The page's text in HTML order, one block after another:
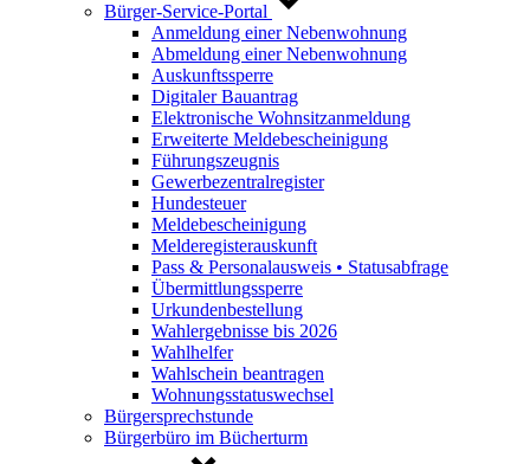
Bürger-Service-Portal
Anmeldung einer Nebenwohnung
Abmeldung einer Nebenwohnung
Auskunftssperre
Digitaler Bauantrag
Elektronische Wohnsitzanmeldung
Erweiterte Meldebescheinigung
Führungszeugnis
Gewerbezentralregister
Hundesteuer
Meldebescheinigung
Melderegisterauskunft
Pass & Personalausweis • Statusabfrage
Übermittlungssperre
Urkundenbestellung
Wahlergebnisse bis 2026
Wahlhelfer
Wahlschein beantragen
Wohnungsstatuswechsel
Bürgersprechstunde
Bürgerbüro im Bücherturm